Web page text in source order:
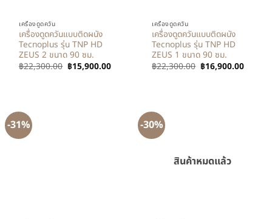
เครื่องดูดควัน
เครื่องดูดควันแบบติดผนัง
Tecnoplus รุ่น TNP HD
ZEUS 2 ขนาด 90 ซม.
฿22,300.00 ฿15,900.00
เครื่องดูดควัน
เครื่องดูดควันแบบติดผนัง
Tecnoplus รุ่น TNP HD
ZEUS 1 ขนาด 90 ซม.
฿22,300.00 ฿16,900.00
-31% -30%
สินค้าหมดแล้ว